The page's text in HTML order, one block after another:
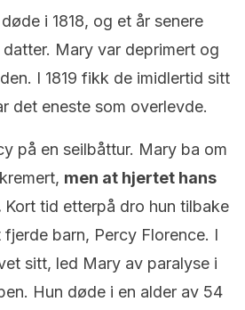
i 1818, og et år senere
Mary var deprimert og
I 1819 fikk de imidlertid sitt
det eneste som overlevde.
på en seilbåttur. Mary ba om
men at hjertet hans
Kort tid etterpå dro hun tilbake
barn, Percy Florence. I
sitt, led Mary av paralyse i
Hun døde i en alder av 54